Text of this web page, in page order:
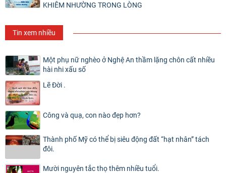
KHIÊM NHƯỜNG TRONG LÒNG
Tin xem nhiều
Một phụ nữ nghèo ở Nghệ An thầm lặng chôn cất nhiều
hài nhi xấu số
Lẽ Đời .
Công và quạ, con nào đẹp hơn?
Thành phố Mỹ có thể bị siêu động đất “hạt nhân” tách
đôi.
Mười nguyên tắc thọ thêm nhiều tuổi.